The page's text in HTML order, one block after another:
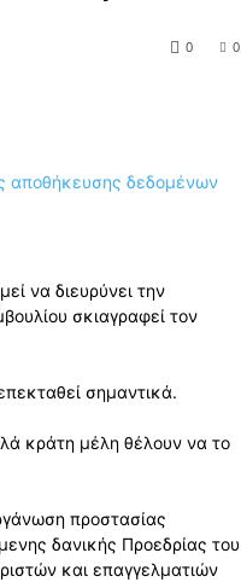
0
0
να διευρύνει την
σκιαγραφεί τον
σημαντικά.
κράτη μέλη θέλουν να το
προστασίας
δανικής Προεδρίας του
και επαγγελματιών